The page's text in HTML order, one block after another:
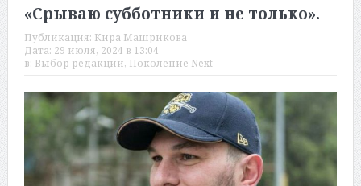
«Срываю субботники и не только».
Публикация: Кира Машрикова
Дата: 29 июля, 2024 в 13:04
в: Выбор редакции, Поколение Next